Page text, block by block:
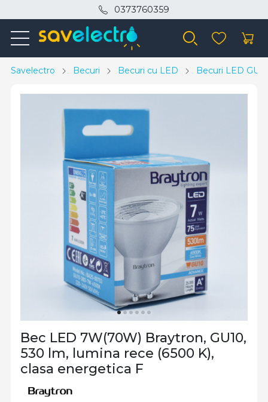
0373760359
Savelectro Becuri Becuri cu LED Becuri LED
Bec LED 7W(70W) Braytron, GU10,
530 lm, lumina rece (6500 K),
clasa energetica F